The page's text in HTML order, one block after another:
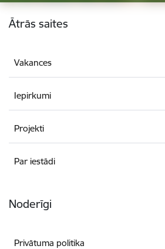
Kājene
Ātrās saites
Vakances
Iepirkumi
Projekti
Par iestādi
Noderīgi
Privātuma politika